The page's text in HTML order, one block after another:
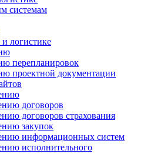
системам
логистике
перепланировок
проектной документации
договоров
договоров страхования
закупок
информационных систем
исполнительного